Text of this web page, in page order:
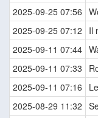
2025-09-25 07:56
2025-09-25 07:12
Il
2025-09-11 07:44
2025-09-11 07:33
2025-09-11 07:16
2025-08-29 11:32